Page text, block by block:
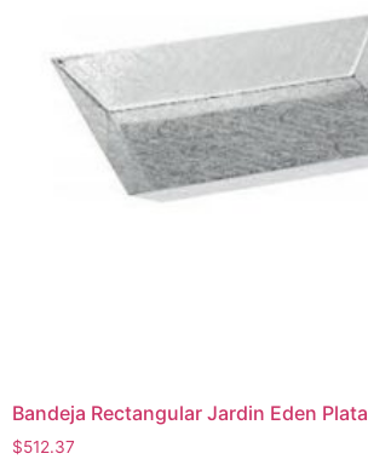
Bandeja Rectangular Jardin Eden Plata
$512.37